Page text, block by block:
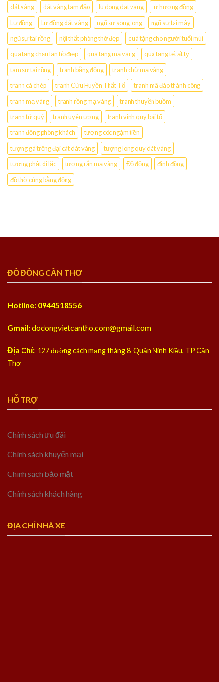
dát vàng dát vàng tam đảo lu dong dat vang
lư hương đồng
Lư đồng
Lư đồng dát vàng ngũ sự song long
ngũ sự tai mây
ngũ sự tai rồng
nội thất phòng thờ đẹp
quà tặng cho người tuổi mùi
quà tặng chậu lan hồ điệp
quà tặng mạ vàng
quà tặng tết ất tỵ
tam sự tai rồng
tranh bằng đồng
tranh chữ mạ vàng
tranh cá chép
tranh Cửu Huyền Thất Tổ
tranh mã đáo thành công
tranh mạ vàng
tranh rồng mạ vàng
tranh thuyền buồm
tranh tứ quý
tranh uyên ương
tranh vinh quy bái tổ
tranh đồng phòng khách
tượng cóc ngậm tiền
tượng gà trống đại cát dát vàng
tượng long quy dát vàng
tượng phật di lặc
tượng rắn mạ vàng Đồ đồng
đỉnh đồng
đồ thờ cúng bằng đồng
ĐỒ ĐỒNG CẦN THƠ
Hotline: 0944518556
Gmail:dodongvietcantho.com@gmail.com
Địa Chỉ: 127 đường cách mạng tháng 8, Quận Ninh Kiều, TP Cần
Thơ
HỖ TRỢ
Chính sách ưu đãi
Chính sách khuyến mại
Chính sách bảo mật
Chính sách khách hàng
ĐỊA CHỈ NHÀ XE